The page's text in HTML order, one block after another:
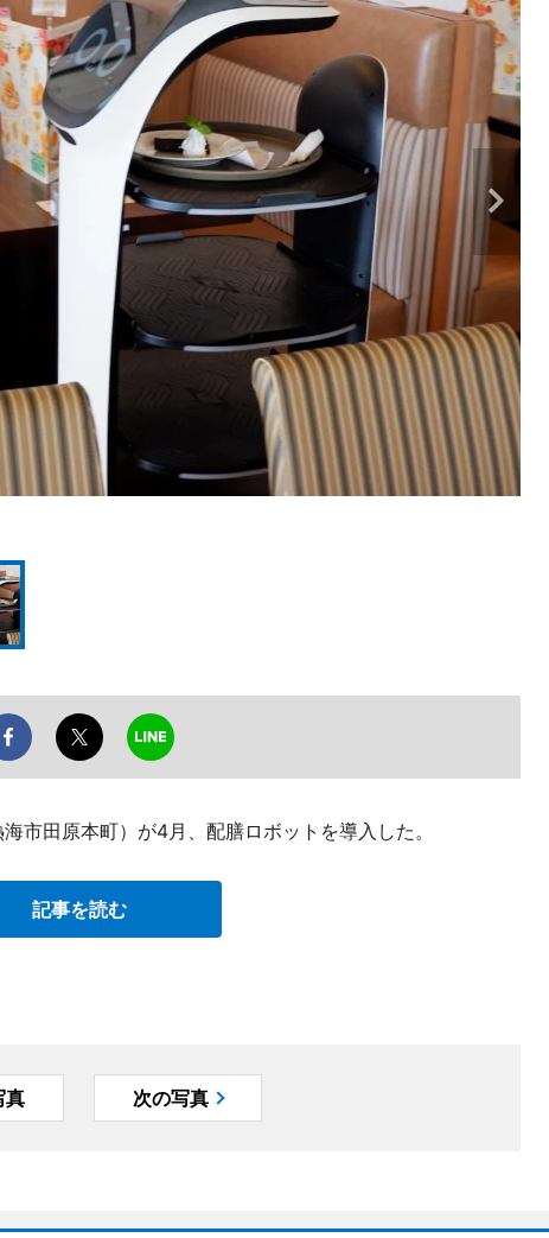
市田原本町）が4月、配膳ロボットを導入した。
記事を読む
真 次の写真